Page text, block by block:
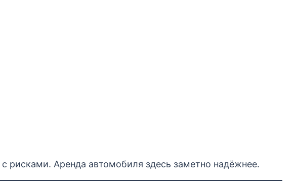
рисками. Аренда автомобиля здесь заметно надёжнее.